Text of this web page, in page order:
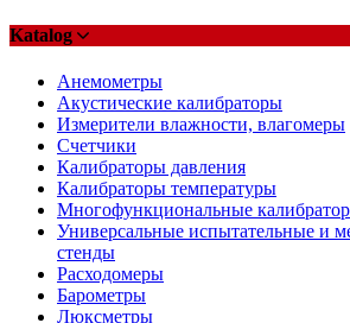
Katalog
Анемометры
Акустические калибраторы
Измерители влажности, влагомеры
Счетчики
Калибраторы давления
Калибраторы температуры
Многофункциональные
Универсальные испытательные и
стенды
Расходомеры
Барометры
Люксметры